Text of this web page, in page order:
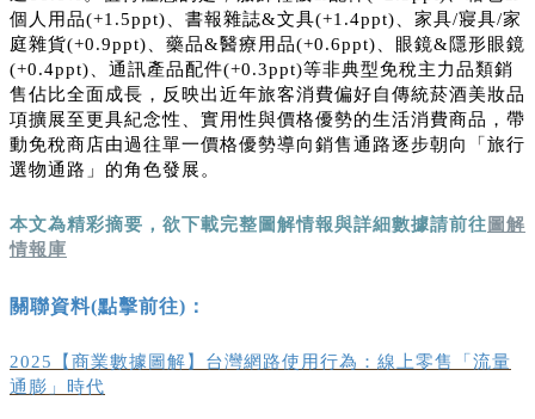
個人用品(+1.5ppt)、書報雜誌&文具(+1.4ppt)、家具/寢具/家
庭雜貨(+0.9ppt)、藥品&醫療用品(+0.6ppt)、眼鏡&隱形眼鏡
(+0.4ppt)、通訊產品配件(+0.3ppt)等非典型免稅主力品類銷
售佔比全面成長，反映出近年旅客消費偏好自傳統菸酒美妝品
項擴展至更具紀念性、實用性與價格優勢的生活消費商品，帶
動免稅商店由過往單一價格優勢導向銷售通路逐步朝向「旅行
選物通路」的角色發展。
本文為精彩摘要，欲下載完整圖解情報與詳細數據請前往 圖解
情報庫
關聯資料(點擊前往)：
2025【商業數據圖解】台灣網路使用行為：線上零售「流量
通膨」時代